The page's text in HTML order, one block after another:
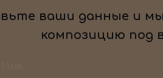
ваши данные и
композицию под